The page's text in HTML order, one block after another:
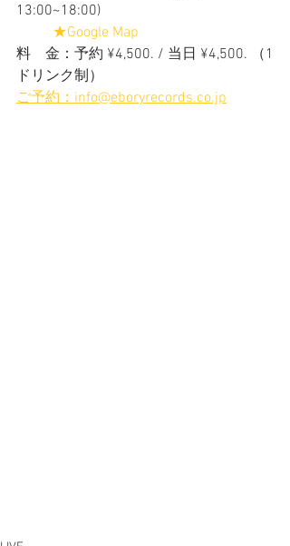
13:00~18:00)
★Google Map
料　金：予約 ¥4,500. / 当日 ¥4,500. （1
ドリンク制）
ご予約：info@eboryrecords.co.jp